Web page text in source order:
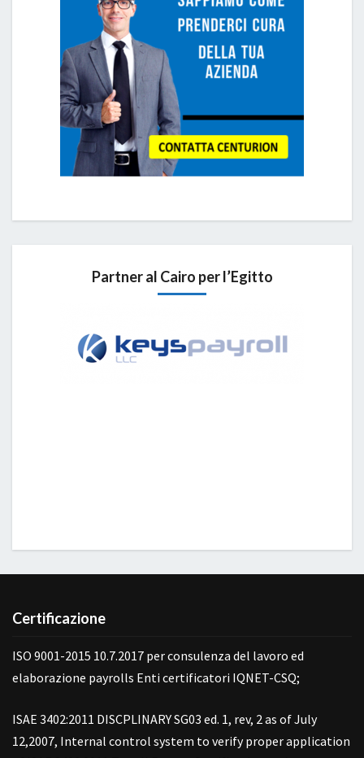
Partner al Cairo per l’Egitto
Certificazione
ISO 9001-2015 10.7.2017 per consulenza del lavoro ed
elaborazione payrolls Enti certificatori IQNET-CSQ;
ISAE 3402:2011 DISCPLINARY SG03 ed. 1, rev, 2 as of July
12,2007, Internal control system to verify proper application